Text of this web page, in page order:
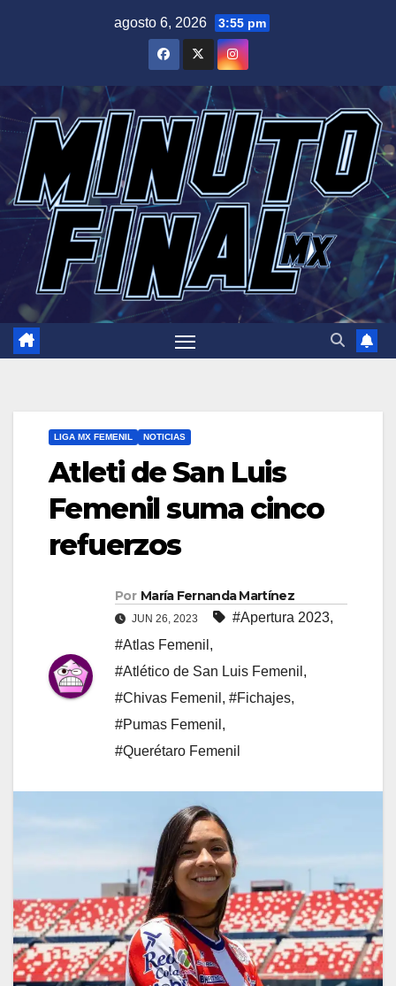
agosto 6, 2026 3:55 pm
LIGA MX FEMENIL NOTICIAS
Atleti de San Luis
Femenil suma cinco
refuerzos
Por María Fernanda Martínez
JUN 26, 2023 #Apertura 2023,
#Atlas Femenil ,
#Atlético de San Luis Femenil ,
#Chivas Femenil , #Fichajes,
#Pumas Femenil ,
#Querétaro Femenil